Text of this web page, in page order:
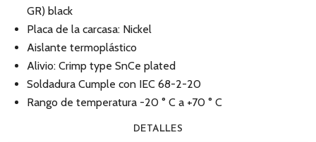
GR) black
Placa de la carcasa: Nickel
Aislante termoplástico
Alivio: Crimp type SnCe plated
Soldadura Cumple con IEC 68-2-20
Rango de temperatura -20 ° C a +70 ° C
DETALLES